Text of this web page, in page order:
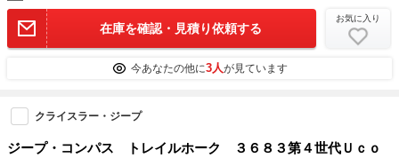
在庫を確認・見積り依頼する
お気に入り
今あなたの他に3人が見ています
クライスラー・ジープ
ジープ・コンパス トレイルホーク ３６８３第４世代Ｕｃｏ